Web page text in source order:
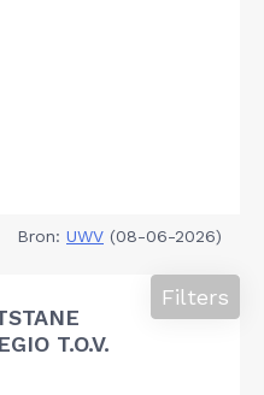
Bron: UWV (08-06-2026)
T.O.V.
Filters